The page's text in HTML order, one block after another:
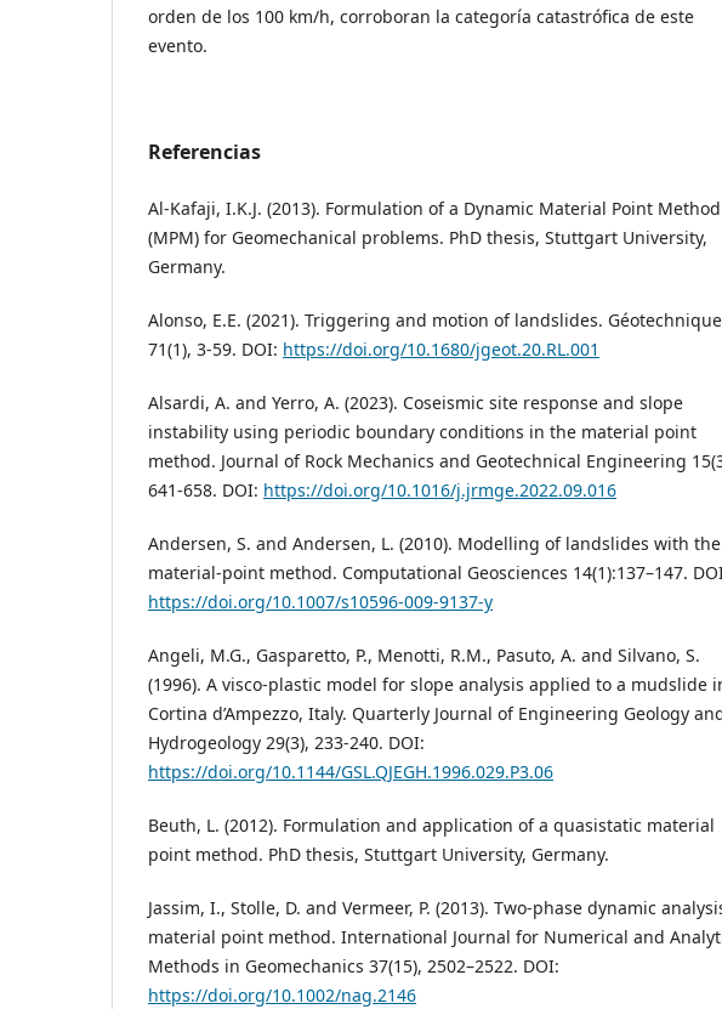
orden de los 100 km/h, corroboran la categoría catastrófica de este
evento.
Referencias
Al-Kafaji, I.K.J. (2013). Formulation of a Dynamic Material Point Method
(MPM) for Geomechanical problems. PhD thesis, Stuttgart University,
Germany.
Alonso, E.E. (2021). Triggering and motion of landslides. Géotechnique
71(1), 3-59. DOI: https://doi.org/10.1680/jgeot.20.RL.001
Alsardi, A. and Yerro, A. (2023). Coseismic site response and slope
instability using periodic boundary conditions in the material point
method. Journal of Rock Mechanics and Geotechnical Engineering
641-658. DOI: https://doi.org/10.1016/j.jrmge.2022.09.016
Andersen, S. and Andersen, L. (2010). Modelling of landslides with the
material-point method. Computational Geosciences 14(1):137–147.
https://doi.org/10.1007/s10596-009-9137-y
Angeli, M.G., Gasparetto, P., Menotti, R.M., Pasuto, A. and Silvano, S.
(1996). A visco-plastic model for slope analysis applied to a mudslide
Cortina d’Ampezzo, Italy. Quarterly Journal of Engineering Geology
Hydrogeology 29(3), 233-240. DOI:
https://doi.org/10.1144/GSL.QJEGH.1996.029.P3.06
Beuth, L. (2012). Formulation and application of a quasistatic material
point method. PhD thesis, Stuttgart University, Germany.
Jassim, I., Stolle, D. and Vermeer, P. (2013). Two-phase dynamic
material point method. International Journal for Numerical and
Methods in Geomechanics 37(15), 2502–2522. DOI:
https://doi.org/10.1002/nag.2146